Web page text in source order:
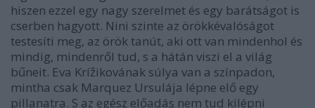
hiszen ezzel egy nagy szerelmet és egy barátságot is
cserben hagyott. Nini szinte az örökkévalóságot
testesíti meg, az örök tanút, aki ott van mindenhol és
mindig, mindenről tud, s a hátán viszi el a világ
bűneit. Eva Krížikovának súlya van a színpadon,
mintha csak Marquez Ursulája lépne elő egy
pillanatra. S az egész előadás nem tud kilépni